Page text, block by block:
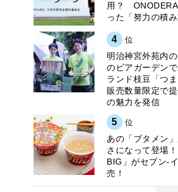
用？ ONODERA
った「努力の積み
4 位
明治神宮外苑内
のビアガーデン
ランド枝豆「つ
販売数量限定で
の魅力を発信
5 位
あの「ブタメン
さになって登場
BIG」がセブン‐
売！